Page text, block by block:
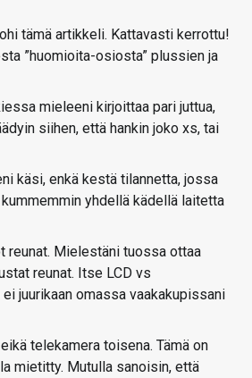
tämä artikkeli. Kattavasti kerrottu!
”huomioita-osiosta” plussien ja
mieleeni kirjoittaa pari juttua,
siihen, että hankin joko xs, tai
käsi, enkä kestä tilannetta, jossa
yhdellä kädellä laitetta
reunat. Mielestäni tuossa ottaa
reunat. Itse LCD vs
juurikaan omassa vaakakupissani
telekamera toisena. Tämä on
mietitty. Mutulla sanoisin, että